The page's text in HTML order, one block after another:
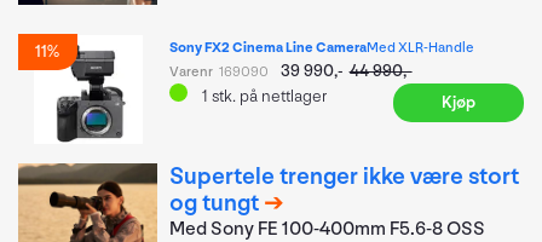
11% Sony FX2 Cinema Line CameraMed XLR-Handle
Varenr 169090 39 990,- 44 990,-
1 stk. på nettlager
Supertele trenger ikke være stort
og tungt
Med Sony FE 100-400mm F5.6-8 OSS